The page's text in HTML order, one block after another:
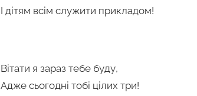
І дітям всім служити прикладом!
Вітати я зараз тебе буду,
Адже сьогодні тобі цілих три!